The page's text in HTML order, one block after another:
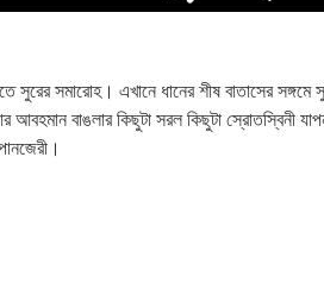
সমারোহ। এখানে ধানের শীষ বাতাসের সঙ্গমে
বাঙলার কিছুটা সরল কিছুটা স্রোতস্বিনী